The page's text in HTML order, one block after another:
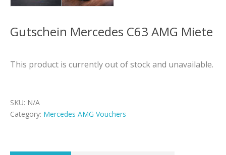
Gutschein Mercedes C63 AMG Miete
This product is currently out of stock and unavailable.
SKU: N/A
Category: Mercedes AMG Vouchers